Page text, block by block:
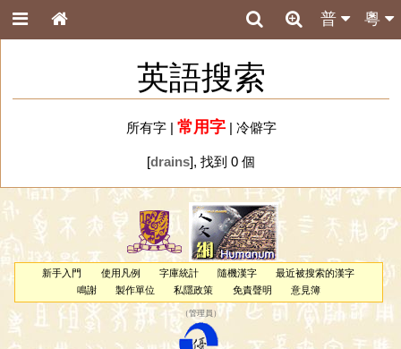
粵
普
英語搜索
所有字| 常用字| 冷僻字
[drains], 找到 0 個
新手入門 使用凡例 字庫統計 隨機漢字
最近被搜索的漢字
鳴謝
製作單位 私隱政策 免責聲明 意見簿
（管理員 ）